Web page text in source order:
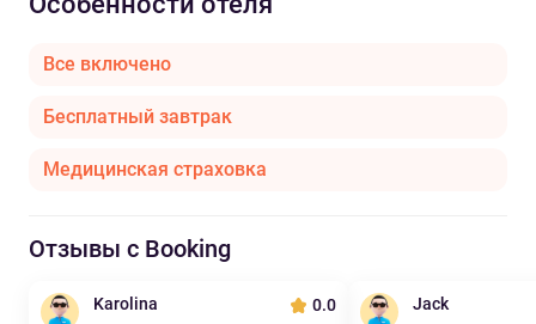
Все включено
Бесплатный завтрак
Медицинская страховка
Отзывы с Booking
Karolina 0.0 Jack